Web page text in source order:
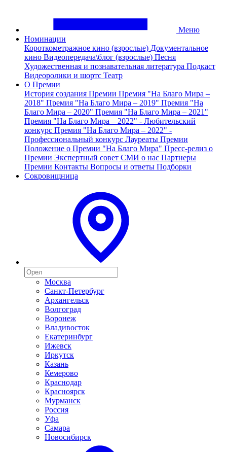
Меню
Номинации
Короткометражное кино (взрослые) Документальное
кино Видеопередача\блог (взрослые) Песня
Художественная и познавательная литература Подкаст
Видеоролики и шортс Театр
О Премии
История создания Премии Премия "На Благо Мира –
2018" Премия "На Благо Мира – 2019" Премия "На
Благо Мира – 2020" Премия "На Благо Мира – 2021"
Премия "На Благо Мира – 2022" - Любительский
конкурс Премия "На Благо Мира – 2022" -
Профессиональный конкурс Лауреаты Премии
Положение о Премии "На Благо Мира" Пресс-релиз о
Премии Экспертный совет СМИ о нас Партнеры
Премии Контакты Вопросы и ответы Подборки
Сокровищница
Москва
Санкт-Петербург
Архангельск
Волгоград
Воронеж
Владивосток
Екатеринбург
Ижевск
Иркутск
Казань
Кемерово
Краснодар
Красноярск
Мурманск
Россия
Уфа
Самара
Новосибирск